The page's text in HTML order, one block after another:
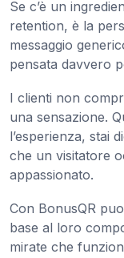
Se c’è un
retention, è la
messaggio
pensata davvero
I clienti non
una sensazione.
l’esperienza, stai
che un visitatore
appassionato.
Con BonusQR
base al loro
mirate che